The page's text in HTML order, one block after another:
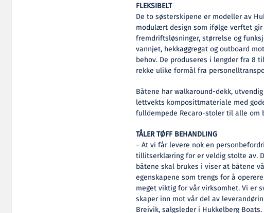
FLEKSIBELT
De to søsterskipene er modeller av
modulært design som ifølge verftet
fremdriftsløsninger, størrelse og
vannjet, hekkaggregat og outboard
behov. De produseres i lengder fra 8
rekke ulike formål fra
Båtene har walkaround-dekk,
lettvekts komposittmateriale med
fulldempede Recaro-stoler til alle om
TÅLER TØFF BEHANDLING
– At vi får levere nok en
tillitserklæring for er veldig stolte av.
båtene skal brukes i viser at båtene
egenskapene som trengs for å
meget viktig for vår virksomhet. Vi er
skaper inn mot vår del av
Breivik, salgsleder i Hukkelberg Boats.